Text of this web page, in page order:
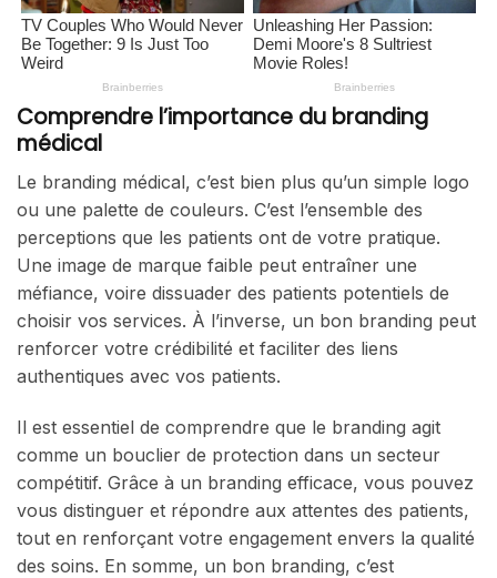
Comprendre l’importance du branding
médical
Le branding médical, c’est bien plus qu’un simple logo
ou une palette de couleurs. C’est l’ensemble des
perceptions que les patients ont de votre pratique.
Une image de marque faible peut entraîner une
méfiance, voire dissuader des patients potentiels de
choisir vos services. À l’inverse, un bon branding peut
renforcer votre crédibilité et faciliter des liens
authentiques avec vos patients.
Il est essentiel de comprendre que le branding agit
comme un bouclier de protection dans un secteur
compétitif. Grâce à un branding efficace, vous pouvez
vous distinguer et répondre aux attentes des patients,
tout en renforçant votre engagement envers la qualité
des soins. En somme, un bon branding, c’est